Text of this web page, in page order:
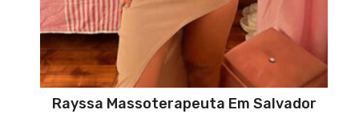
Rayssa Massoterapeuta Em Salvador